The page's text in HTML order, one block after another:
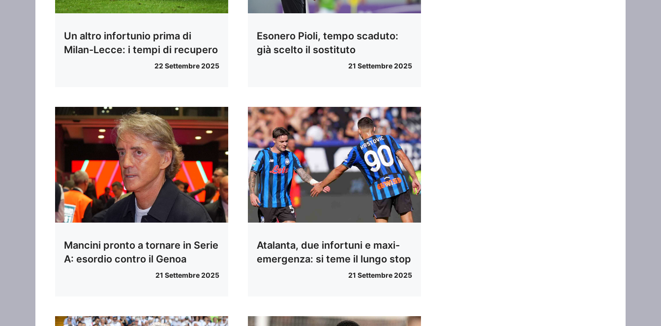
Un altro infortunio prima di
Milan-Lecce: i tempi di recupero
22 Settembre 2025
Esonero Pioli, tempo scaduto:
già scelto il sostituto
21 Settembre 2025
Mancini pronto a tornare in Serie
A: esordio contro il Genoa
21 Settembre 2025
Atalanta, due infortuni e maxi-
emergenza: si teme il lungo stop
21 Settembre 2025